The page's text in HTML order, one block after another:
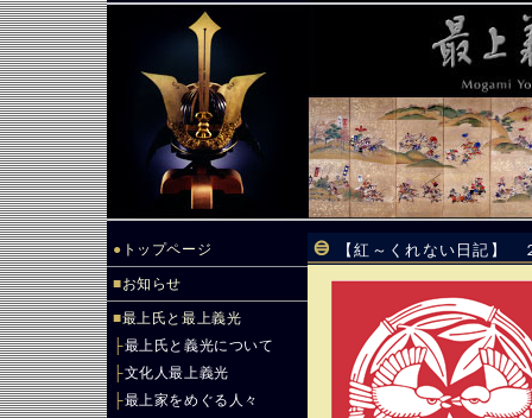
● トップページ
■お知らせ
■最上氏と最上義光
├最上氏と義光について
├文化人最上義光
├最上家をめぐる人々
【紅～くれない日記】